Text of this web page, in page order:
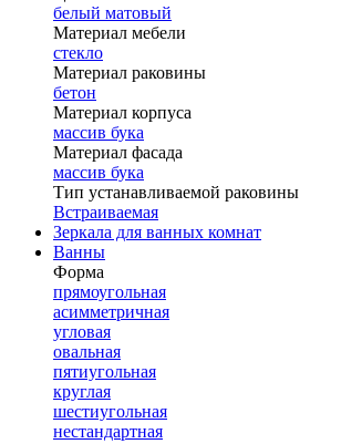
белый матовый
Материал мебели
стекло
Материал раковины
бетон
Материал корпуса
массив бука
Материал фасада
массив бука
Тип устанавливаемой раковины
Встраиваемая
Зеркала для ванных комнат
Ванны
Форма
прямоугольная
асимметричная
угловая
овальная
пятиугольная
круглая
шестиугольная
нестандартная